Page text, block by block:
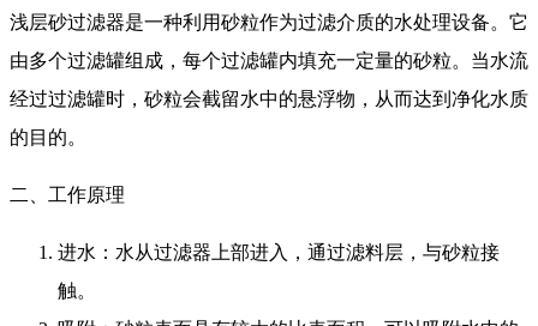
浅层砂过滤器是一种利用砂粒作为过滤介质的水处理设备。它
由多个过滤罐组成，每个过滤罐内填充一定量的砂粒。当水流
经过过滤罐时，砂粒会截留水中的悬浮物，从而达到净化水质
的目的。
二、工作原理
进水：水从过滤器上部进入，通过滤料层，与砂粒接
触。